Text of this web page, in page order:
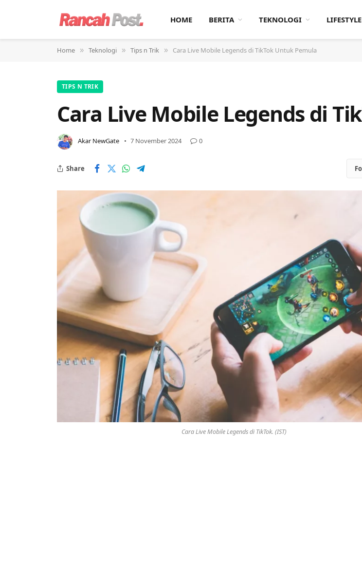
HOME BERITA TEKNOLOGI LIFESTYLE
Home » Teknologi » Tips n Trik » Cara Live Mobile Legends di TikTok Untuk Pemula
TIPS N TRIK
Cara Live Mobile Legends di
Akar NewGate 7 November 2024 0
Share
Cara Live Mobile Legends di TikTok. (IST)